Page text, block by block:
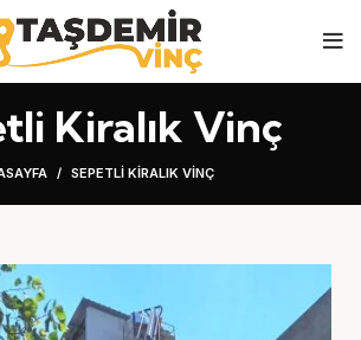
Kiralık Vinç
SEPETLI KIRALIK VINÇ